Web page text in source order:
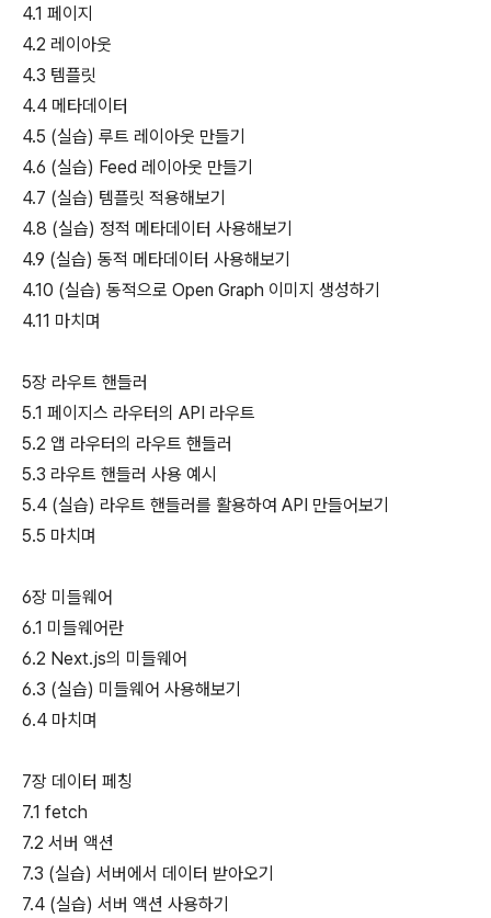
4.1 페이지
4.2 레이아웃
4.3 템플릿
4.4 메타데이터
4.5 (실습) 루트 레이아웃 만들기
4.6 (실습) Feed 레이아웃 만들기
4.7 (실습) 템플릿 적용해보기
4.8 (실습) 정적 메타데이터 사용해보기
4.9 (실습) 동적 메타데이터 사용해보기
4.10 (실습) 동적으로 Open Graph 이미지 생성하기
4.11 마치며
5장 라우트 핸들러
5.1 페이지스 라우터의 API 라우트
5.2 앱 라우터의 라우트 핸들러
5.3 라우트 핸들러 사용 예시
5.4 (실습) 라우트 핸들러를 활용하여 API 만들어보기
5.5 마치며
6장 미들웨어
6.1 미들웨어란
6.2 Next.js의 미들웨어
6.3 (실습) 미들웨어 사용해보기
6.4 마치며
7장 데이터 페칭
7.1 fetch
7.2 서버 액션
7.3 (실습) 서버에서 데이터 받아오기
7.4 (실습) 서버 액션 사용하기